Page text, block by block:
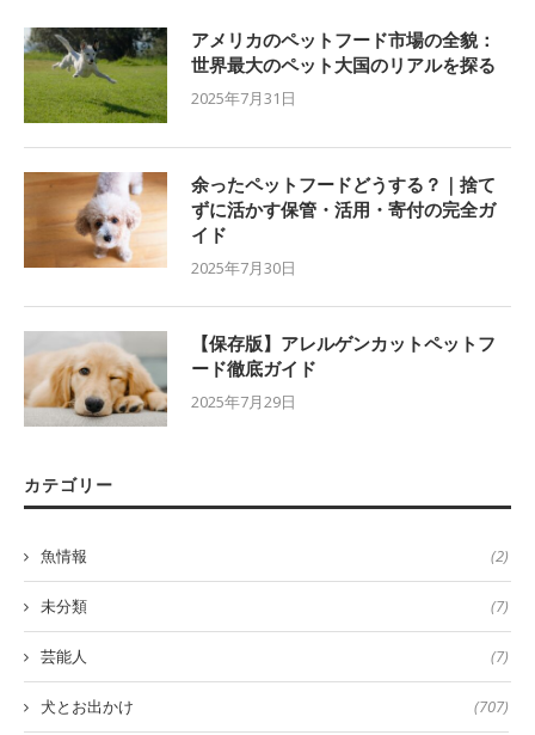
アメリカのペットフード市場の全貌：
世界最大のペット大国のリアルを探る
2025年7月31日
余ったペットフードどうする？｜捨て
ずに活かす保管・活用・寄付の完全ガ
イド
2025年7月30日
【保存版】アレルゲンカットペットフ
ード徹底ガイド
2025年7月29日
カテゴリー
魚情報 (2)
未分類 (7)
芸能人 (7)
犬とお出かけ (707)